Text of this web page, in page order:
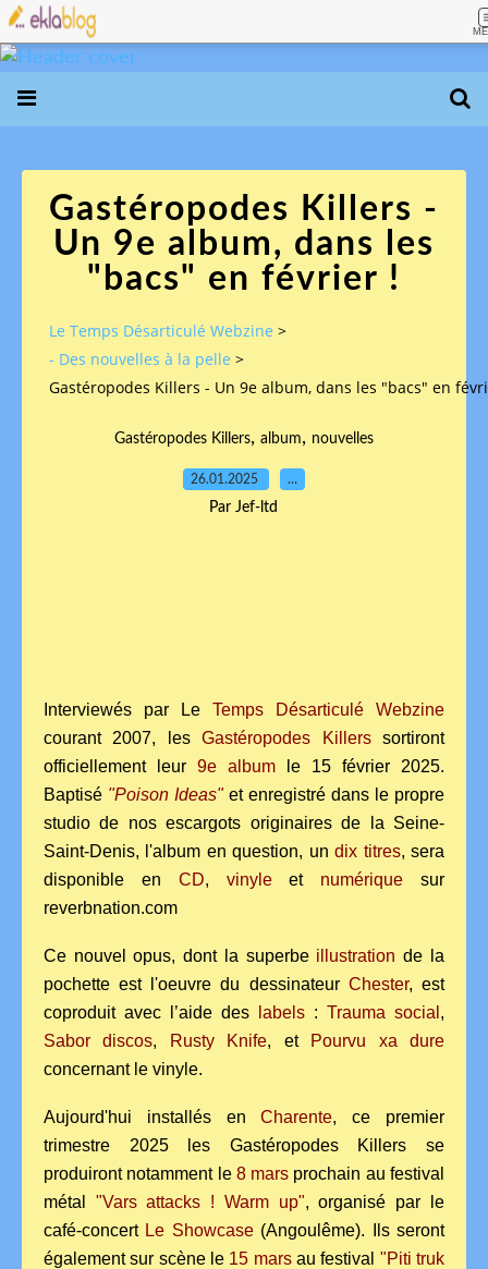
Gastéropodes Killers -
Un 9e album, dans les
"bacs" en février !
Le Temps Désarticulé Webzine >
- Des nouvelles à la pelle >
Gastéropodes Killers - Un 9e album, dans les "bacs" en
Gastéropodes Killers, album, nouvelles
26.01.2025 …
Par Jef-ltd
Interviewés par Le Temps Désarticulé Webzine
courant 2007, lesGastéropodes Killerssortiront
officiellement leur 9e album le 15 février 2025.
Baptisé "Poison Ideas"et enregistré dans le propre
studio de nos escargots originaires de la Seine-
Saint-Denis, l'album en question, un dix titres, sera
disponible en CD, vinyleet numérique sur
reverbnation.com
Ce nouvel opus, dont la superbe illustration de la
pochette est l'oeuvre du dessinateur Chester, est
coproduit avec l’aide des labels : Trauma social ,
Sabor discos, Rusty Knife, et
Pourvu xa dure
concernant le vinyle.
Aujourd'hui installés enCharente, ce premier
trimestre 2025 les Gastéropodes Killers se
produiront notamment le 8 mars prochain au festival
métal "Vars attacks ! Warm up", organisé par le
café-concert Le Showcase (Angoulême). Ils seront
également sur scène le 15 marsau festival "Piti truk